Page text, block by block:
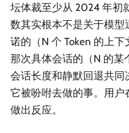
坛体裁至少从 2024 年初
数其实根本不是关于模
诺的（N 个 Token 的上
那次具体会话的（N 的某
会话长度和静默回退共
它被吩咐去做的事。用
做出反应。